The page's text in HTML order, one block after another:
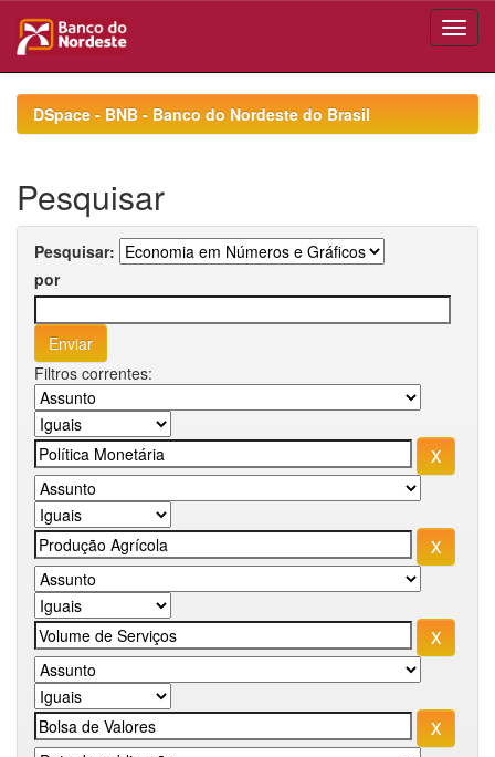
navigationDSpace - BNB - Banco do Nordeste do Brasil
Pesquisar
Pesquisar:
por
Filtros correntes: